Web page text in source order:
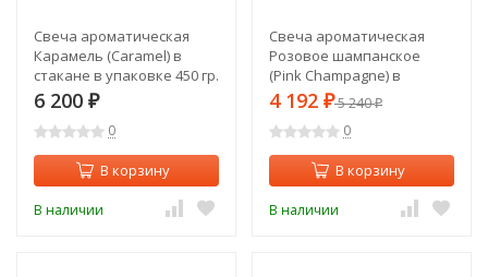
Свеча ароматическая
Карамель (Caramel) в
стакане в упаковке 450 гр.
(TT-00014723)
6 200 ₽
0
В корзину
В наличии
Свеча ароматическая
Розовое шампанское
(Pink Champagne) в
стакане в упаковке 450 гр.
4 192 ₽5 240₽
0
В корзину
В наличии